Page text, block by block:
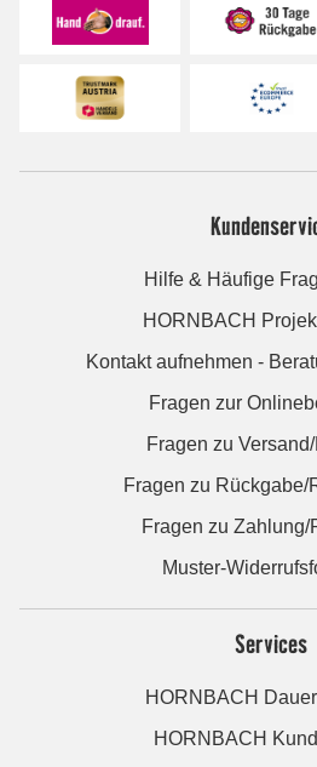
Hilfe & Häufige
HORNBACH
Kontakt aufnehmen -
Fragen zur
Fragen zu
Fragen zu Rückgabe/
Fragen zu Zahlung/
Muster-
Services
HORNBACH
HORNBACH